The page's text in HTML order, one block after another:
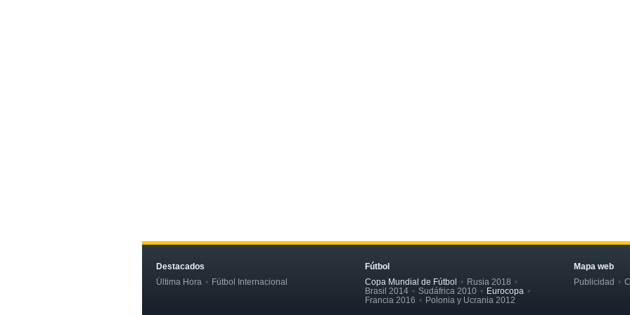
Destacados
Última Hora
Fútbol Internacional
Fútbol
Copa Mundial de Fútbol
Rusia 2018
Brasil 2014
Sudáfrica 2010
Eurocopa
Francia 2016
Polonia y Ucrania 2012
Mapa web
Publicidad